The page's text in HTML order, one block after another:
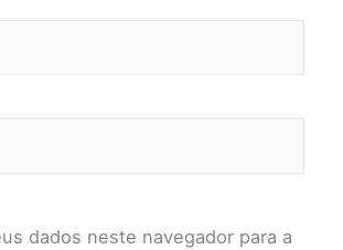
dados neste navegador para a